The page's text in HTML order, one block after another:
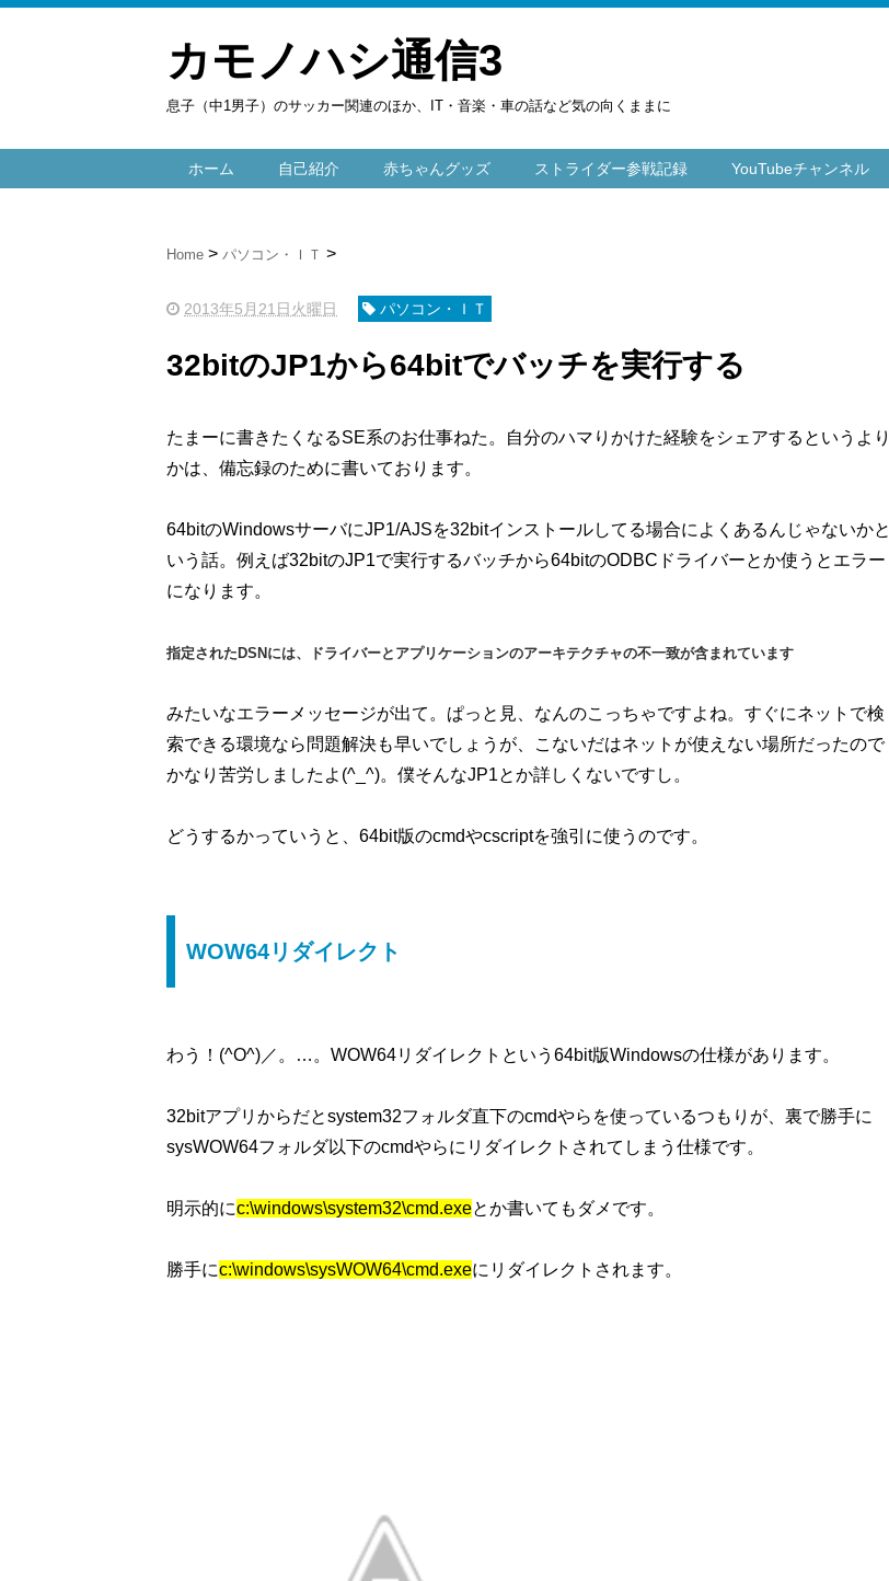
カモノハシ通信3
息子（中1男子）のサッカー関連のほか、IT・音楽・車の話など気の向くままに
ホーム 自己紹介 赤ちゃんグッズ ストライダー参戦記録 YouTubeチャンネル
Home パソコン・ＩＴ
2013年5月21日火曜日 パソコン・ＩＴ
32bitのJP1から64bitでバッチを実行する
たまーに書きたくなるSE系のお仕事ねた。自分のハマりかけた経験をシェアするというより
かは、備忘録のために書いております。
64bitのWindowsサーバにJP1/AJSを32bitインストールしてる場合によくあるんじゃないかと
いう話。例えば32bitのJP1で実行するバッチから64bitのODBCドライバーとか使うとエラー
になります。
指定されたDSNには、ドライバーとアプリケーションのアーキテクチャの不一致が含まれています
みたいなエラーメッセージが出て。ぱっと見、なんのこっちゃですよね。すぐにネットで検
索できる環境なら問題解決も早いでしょうが、こないだはネットが使えない場所だったので
かなり苦労しましたよ(^_^)。僕そんなJP1とか詳しくないですし。
どうするかっていうと、64bit版のcmdやcscriptを強引に使うのです。
WOW64リダイレクト
わう！(^O^)／。…。WOW64リダイレクトという64bit版Windowsの仕様があります。
32bitアプリからだとsystem32フォルダ直下のcmdやらを使っているつもりが、裏で勝手に
sysWOW64フォルダ以下のcmdやらにリダイレクトされてしまう仕様です。
明示的にc:\windows\system32\cmd.exeとか書いてもダメです。
勝手にc:\windows\sysWOW64\cmd.exeにリダイレクトされます。